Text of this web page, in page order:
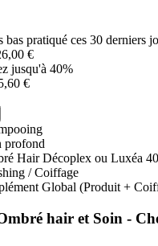
bas pratiqué ces 30 derniers
€
jusqu'à 40%
€
profond
Hair Décoplex ou Luxéa
/ Coiffage
Global (Produit +
hair et Soin -